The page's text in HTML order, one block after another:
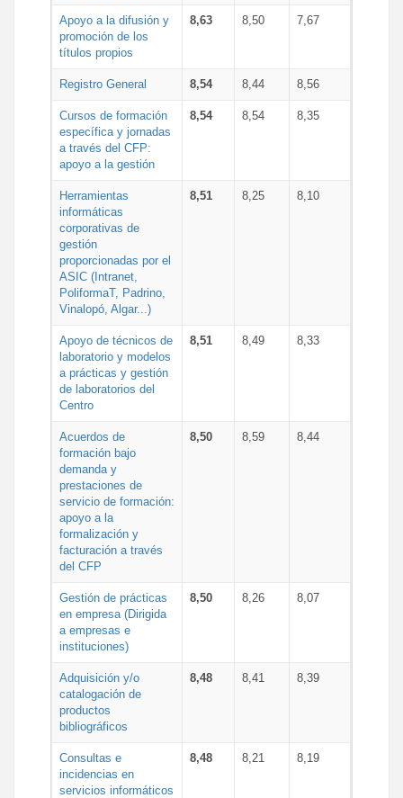
Apoyo a la difusión y
promoción de los
títulos propios
8,63 8,50 7,67
Registro General 8,54 8,44 8,56
Cursos de formación
específica y jornadas
a través del CFP:
apoyo a la gestión
8,54 8,54 8,35
Herramientas
informáticas
corporativas de
gestión
proporcionadas por el
ASIC (Intranet,
PoliformaT, Padrino,
Vinalopó, Algar...)
8,51 8,25 8,10
Apoyo de técnicos de
laboratorio y modelos
a prácticas y gestión
de laboratorios del
Centro
8,51 8,49 8,33
Acuerdos de
formación bajo
demanda y
prestaciones de
servicio de formación:
apoyo a la
formalización y
facturación a través
del CFP
8,50 8,59 8,44
Gestión de prácticas
en empresa (Dirigida
a empresas e
instituciones)
8,50 8,26 8,07
Adquisición y/o
catalogación de
productos
bibliográficos
8,48 8,41 8,39
Consultas e
incidencias en
servicios informáticos
8,48 8,21 8,19